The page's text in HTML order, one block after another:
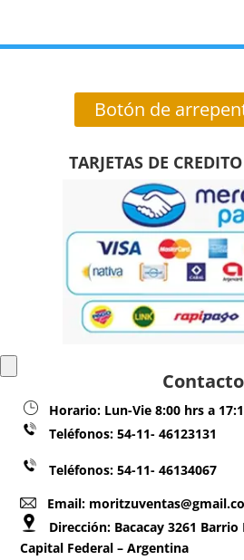
Botón de
TARJETAS DE
Contacto
Horario: Lun-Vie 8:00 hrs a
Teléfonos: 54-11- 46123131
Teléfonos: 54-11- 46134067
Email:
Dirección:Bacacay 3261 Barrio
Capital Federal – Argentina